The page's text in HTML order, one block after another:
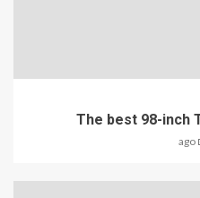
The best 98-inch